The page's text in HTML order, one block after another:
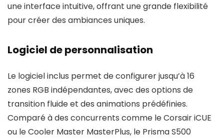
une interface intuitive, offrant une grande flexibilité
pour créer des ambiances uniques.
Logiciel de personnalisation
Le logiciel inclus permet de configurer jusqu’à 16
zones RGB indépendantes, avec des options de
transition fluide et des animations prédéfinies.
Comparé à des concurrents comme le Corsair iCUE
ou le Cooler Master MasterPlus, le Prisma S500